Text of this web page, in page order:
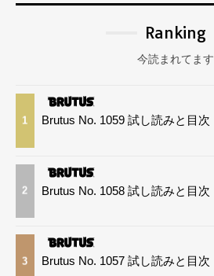
Ranking
今読まれてます
1 Brutus No. 1059 試し読みと目次
2 Brutus No. 1058 試し読みと目次
3 Brutus No. 1057 試し読みと目次